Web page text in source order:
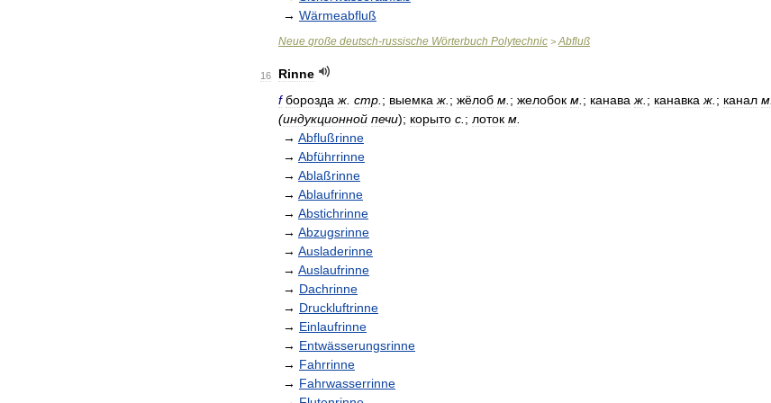
→ Wärmeabfluß
Neue große deutsch-russische Wörterbuch Polytechnic > Abfluß
16
Rinne
f борозда ж стр ; выемка ж ; жёлоб м ; желобок м ; канава ж ; канавка ж ; канал м
(индукционной печи); корыто с ; лоток м
→ Abflußrinne
→ Abführrinne
→ Ablaßrinne
→ Ablaufrinne
→ Abstichrinne
→ Abzugsrinne
→ Ausladerinne
→ Auslaufrinne
→ Dachrinne
→ Druckluftrinne
→ Einlaufrinne
→ Entwässerungsrinne
→ Fahrrinne
→ Fahrwasserrinne